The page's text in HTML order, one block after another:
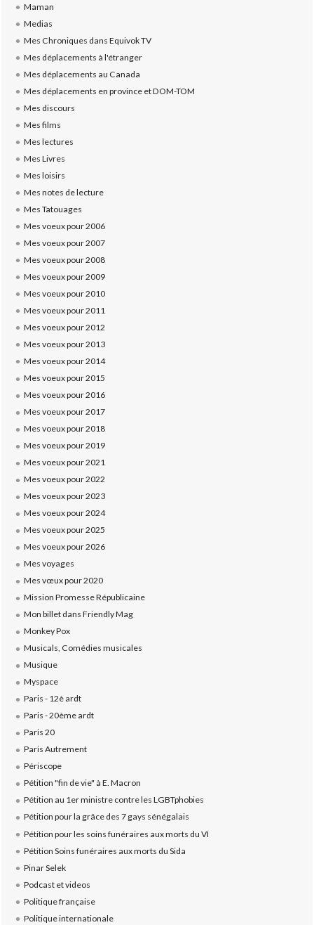
Maman
Medias
Mes Chroniques dans Equivok TV
Mes déplacements à l'étranger
Mes déplacements au Canada
Mes déplacements en province et DOM-TOM
Mes discours
Mes films
Mes lectures
Mes Livres
Mes loisirs
Mes notes de lecture
Mes Tatouages
Mes voeux pour 2006
Mes voeux pour 2007
Mes voeux pour 2008
Mes voeux pour 2009
Mes voeux pour 2010
Mes voeux pour 2011
Mes voeux pour 2012
Mes voeux pour 2013
Mes voeux pour 2014
Mes voeux pour 2015
Mes voeux pour 2016
Mes voeux pour 2017
Mes voeux pour 2018
Mes voeux pour 2019
Mes voeux pour 2021
Mes voeux pour 2022
Mes voeux pour 2023
Mes voeux pour 2024
Mes voeux pour 2025
Mes voeux pour 2026
Mes voyages
Mes vœux pour 2020
Mission Promesse Républicaine
Mon billet dans Friendly Mag
Monkey Pox
Musicals, Comédies musicales
Musique
Myspace
Paris - 12è ardt
Paris - 20ème ardt
Paris 20
Paris Autrement
Périscope
Pétition "fin de vie" à E. Macron
Pétition au 1er ministre contre les LGBTphobies
Pétition pour la grâce des 7 gays sénégalais
Pétition pour les soins funéraires aux morts du VI
Pétition Soins funéraires aux morts du Sida
Pinar Selek
Podcast et videos
Politique française
Politique internationale